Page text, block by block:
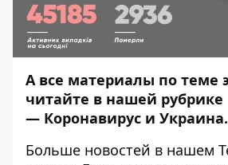
А все материалы по теме
читайте в нашей рубрике
— Коронавирус и Украина.
Больше новостей в нашем